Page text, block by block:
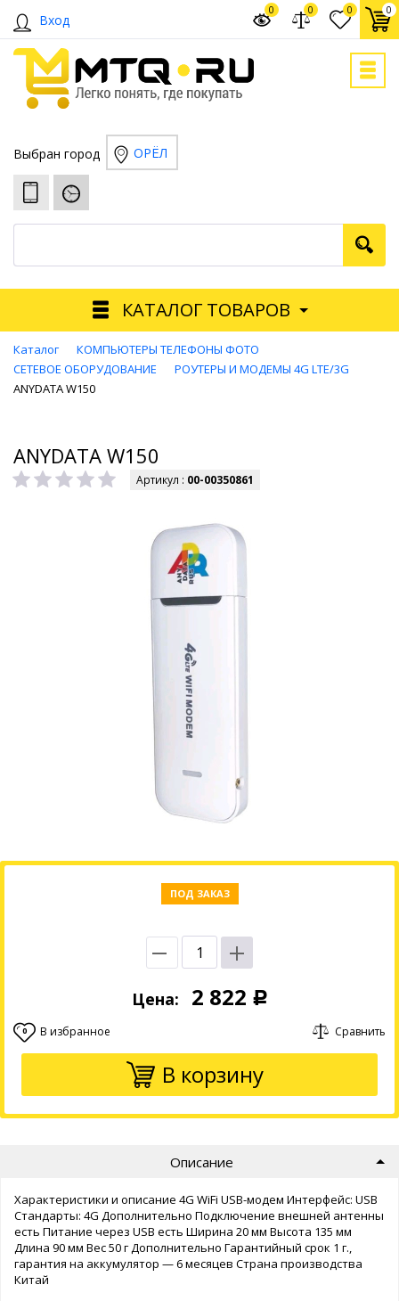
Вход
0 0
0 0
Выбран город ОРЁЛ
КАТАЛОГ ТОВАРОВ
Каталог
КОМПЬЮТЕРЫ ТЕЛЕФОНЫ ФОТО
СЕТЕВОЕ ОБОРУДОВАНИЕ
РОУТЕРЫ И МОДЕМЫ 4G LTE/3G
ANYDATA W150
ANYDATA W150
Артикул : 00-00350861
ПОД ЗАКАЗ
Цена: 2 822 Р
0 В избранное Сравнить
В корзину
Описание
Характеристики и описание 4G WiFi USB-модем Интерфейс: USB
Стандарты: 4G Дополнительно Подключение внешней антенны
есть Питание через USB есть Ширина 20 мм Высота 135 мм
Длина 90 мм Вес 50 г Дополнительно Гарантийный срок 1 г.,
гарантия на аккумулятор — 6 месяцев Страна производства
Китай